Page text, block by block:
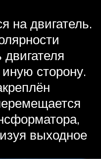
на двигатель.
сторону.
выходное